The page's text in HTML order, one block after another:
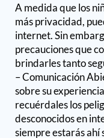
A medida que los
más privacidad,
internet. Sin
precauciones que
brindarles tanto
– Comunicación
sobre su
recuérdales los
desconocidos en
siempre estarás ahí